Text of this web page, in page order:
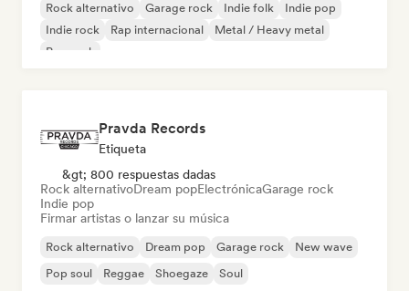
Rock alternativo Garage rock Indie folk
Indie pop
Indie rock
Rap internacional
Metal / Heavy metal
Pop rock
Pravda Records
Etiqueta
&gt; 800 respuestas dadas
Rock alternativoDream popElectrónicaGarage rock
Indie pop
Firmar artistas o lanzar su música
Rock alternativo Dream pop Garage rock
New wave
Pop soul
Reggae Shoegaze Soul